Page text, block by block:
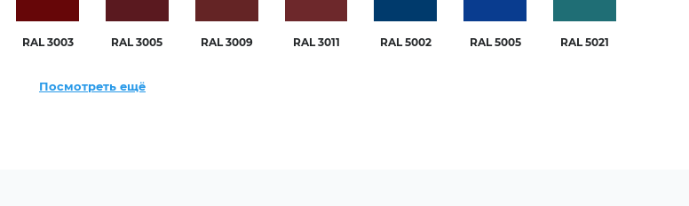
RAL 3003 RAL 3005 RAL 3009 RAL 3011 RAL 5002 RAL 5005 RAL 5021
Посмотреть ещё